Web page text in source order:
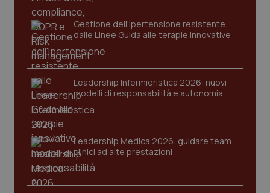
Gestione dell'Ipertensione resistente:
dalle Linee Guida alle terapie innovative
Leadership Infermieristica 2026: nuovi
modelli di responsabilità e autonomia
Leadership Medica 2026: guidare team
clinici ad alte prestazioni
www.quotidianosanita.it